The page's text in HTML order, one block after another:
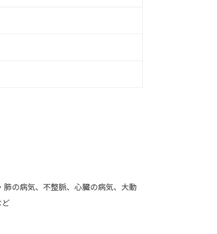
の病気、不整脈、心臓の病気、大動